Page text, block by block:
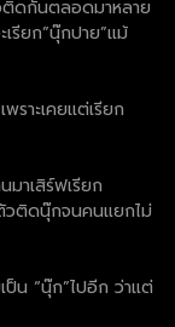
ดกันตลอดมาหลาย
รียก”นุ๊กปาย”แม้
ราะเคยแต่เรียก
าเสิร์ฟเรียก
วติดนุ๊กจนคนแยกไม่
น “นุ๊ก”ไปอีก ว่าแต่